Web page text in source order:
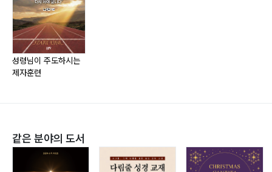
17장 성령이여, 당신이 제자훈련을 직접 하옵소서! 229
18장 제자훈련에 성공적으로 쓰임 받는 사역자는? 235
19장 한국 교회의 제자훈련이 앞으로 나아가야 할 방향
259
20장 마치는 말 279
서 왔다.
2001년 교회를 개척하여 2010년 ‘함께하는교회’로 이름
을 새롭게 하고 현재까지 담임 목회를 이어오고 있다. 상
담과 심리 전공을 바탕으로 이상심리, 정신장애, 노인심리
전히 세워지는 ‘말씀과 치유와 회복’ 사역에 전념하고 있
성령님이 주도하시는
제자훈련
같은 분야의 도서